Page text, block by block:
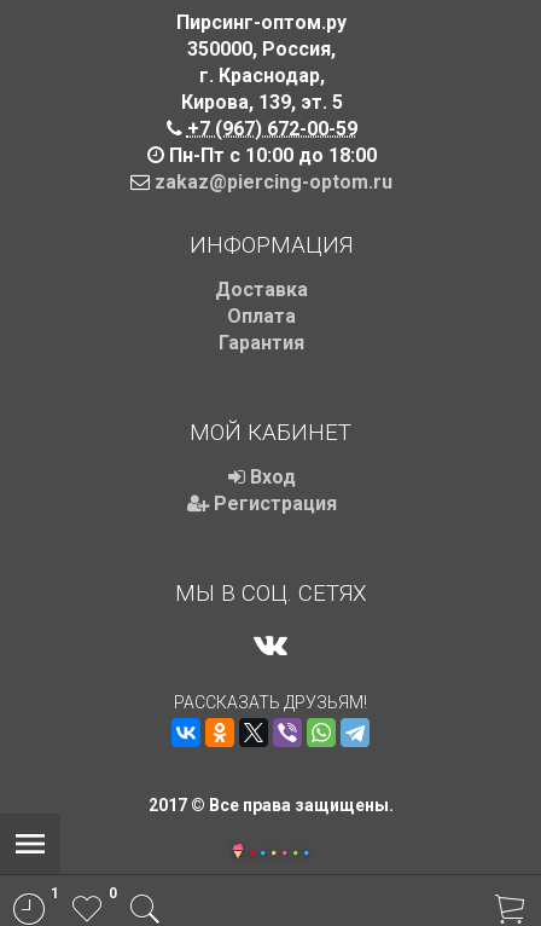
Пирсинг-оптом.ру
350000, Россия,
г. Краснодар,
Кирова, 139, эт. 5
+7 (967) 672-00-59
Пн-Пт с 10:00 до 18:00
zakaz@piercing-optom.ru
ИНФОРМАЦИЯ
Доставка
Оплата
Гарантия
МОЙ КАБИНЕТ
Вход
Регистрация
МЫ В СОЦ. СЕТЯХ
РАССКАЗАТЬ ДРУЗЬЯМ!
2017 © Все права защищены.
1 0